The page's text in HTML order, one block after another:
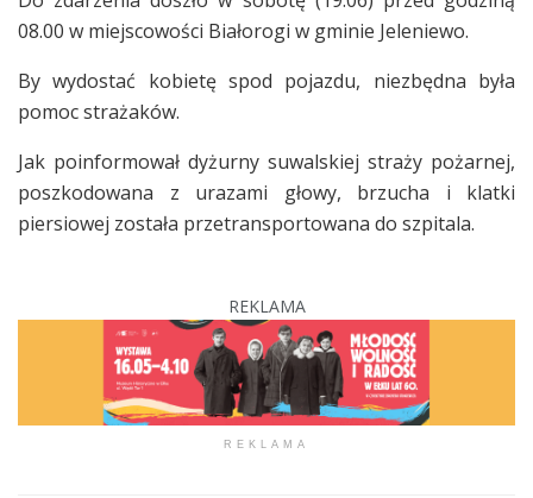
08.00 w miejscowości Białorogi w gminie Jeleniewo.
By wydostać kobietę spod pojazdu, niezbędna była
pomoc strażaków.
Jak poinformował dyżurny suwalskiej straży pożarnej,
poszkodowana z urazami głowy, brzucha i klatki
piersiowej została przetransportowana do szpitala.
REKLAMA
REKLAMA